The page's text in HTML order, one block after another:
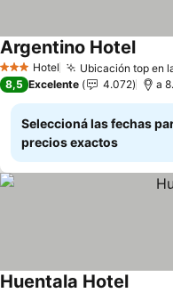
3 Estrellas
Hotel Ubicación top en
Argentino Hotel
8,5 Excelente 4.072 a
Seleccioná las fechas
precios exactos
Huentala Hotel